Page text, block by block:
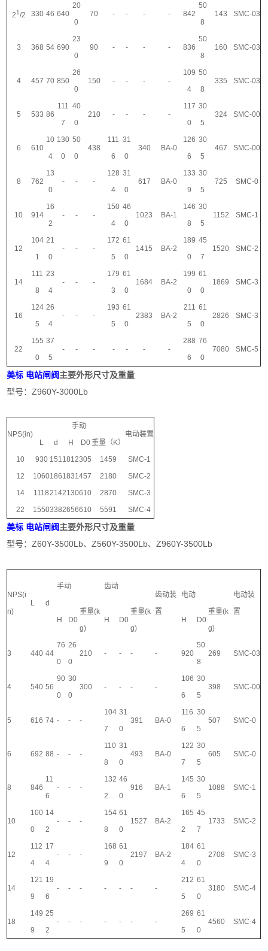
21/2 330 46 640
20
0
70 - - - - 842
50
8
143 SMC-03
3 368 54 690
23
0
90 - - - - 836
50
8
160 SMC-03
4 457 70 850
26
0
150 - - - -
109
4
50
8
335 SMC-03
5 533 86
111
7
40
0
210 - - - -
117
0
30
5
324 SMC-00
6 610
10
4
130
0
50
0
438
111
6
31
0
340 BA-0
126
6
30
5
467 SMC-00
8 762
13
0
- - -
128
4
31
0
617 BA-0
133
9
30
5
725 SMC-0
10 914
16
2
- - -
150
4
46
0
1023 BA-1
146
8
30
5
1152 SMC-1
12
104
1
21
0
- - -
172
5
61
0
1415 BA-2
189
0
45
7
1520 SMC-2
14
111
8
23
4
- - -
179
3
61
0
1684 BA-2
199
0
61
0
1869 SMC-3
16
124
5
26
4
- - -
193
5
61
0
2383 BA-2
211
5
61
0
2826 SMC-3
22
155
0
37
5
- - - - - - -
288
6
76
0
7080 SMC-5
美标 电站闸阀主要外形尺寸及重量
型号：Z960Y-3000Lb
NPS(in)
手动
电动装置
L
d H D0重量（K）
10
930 151 1812305 1459
SMC-1
12
10601861831457 2180
SMC-2
14
1118 2142130610 2870
SMC-3
22
15503382656610 5591 SMC-4
美标 电站闸阀主要外形尺寸及重量
型号：Z60Y-3500Lb、Z560Y-3500Lb、Z960Y-3500Lb
NPS(i
n)
L d
手动
齿动
齿动装
置
电动
电动装
置
H
D0
重量(k
g)
H D0
重量(k
g)
H D0
重量(k
g)
3 440 44
76
0
26
0
210 - - - - 920
50
8
269 SMC-03
4 540 56
90
0
30
0
300 - - - -
106
6
30
5
398 SMC-00
5 616 74 - - -
104
7
31
0
391 BA-0
116
6
30
5
507 SMC-0
6 692 88 - - -
110
8
31
0
493 BA-0
122
7
30
5
605 SMC-0
8 846
11
6
- - -
132
2
46
0
916 BA-1
145
6
30
5
1088 SMC-1
10
100
0
14
2
- - -
154
8
61
0
1527 BA-2
165
2
45
7
1733 SMC-2
12
112
4
17
4
- - -
168
9
61
0
2197 BA-2
184
4
61
0
2708 SMC-3
14
121
9
19
6
- - - - - - -
212
5
61
0
3180 SMC-4
18
149
9
25
2
- - - - - - -
269
5
61
0
4560 SMC-4